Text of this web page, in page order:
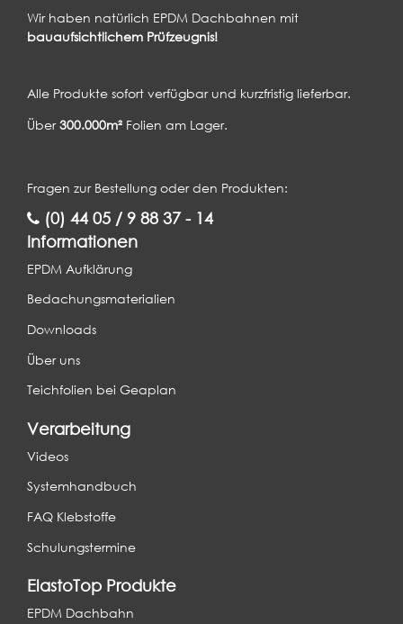
Wir haben natürlich EPDM Dachbahnen mit
bauaufsichtlichem Prüfzeugnis!
Alle Produkte sofort verfügbar und kurzfristig lieferbar.
Über300.000m² Folien am Lager.
Fragen zur Bestellung oder den Produkten:
(0) 44 05 / 9 88 37 - 14
Informationen
EPDM Aufklärung
Bedachungsmaterialien
Downloads
Über uns
Teichfolien bei Geaplan
Verarbeitung
Videos
Systemhandbuch
FAQ Klebstoffe
Schulungstermine
ElastoTop Produkte
EPDM Dachbahn